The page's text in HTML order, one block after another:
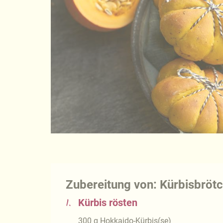
Zubereitung von:
1. Kürbis rösten
300 g Hokkaido-Kürbis(se)